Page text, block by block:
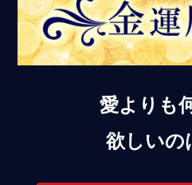
愛よりも
欲しいの